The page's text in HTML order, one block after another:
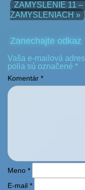
ZAMYSLENIE 11
ZAMYSLENIACH »
Zanechajte odkaz
Vaša e-mailová
polia sú označené *
Komentár *
Meno *
E-mail *